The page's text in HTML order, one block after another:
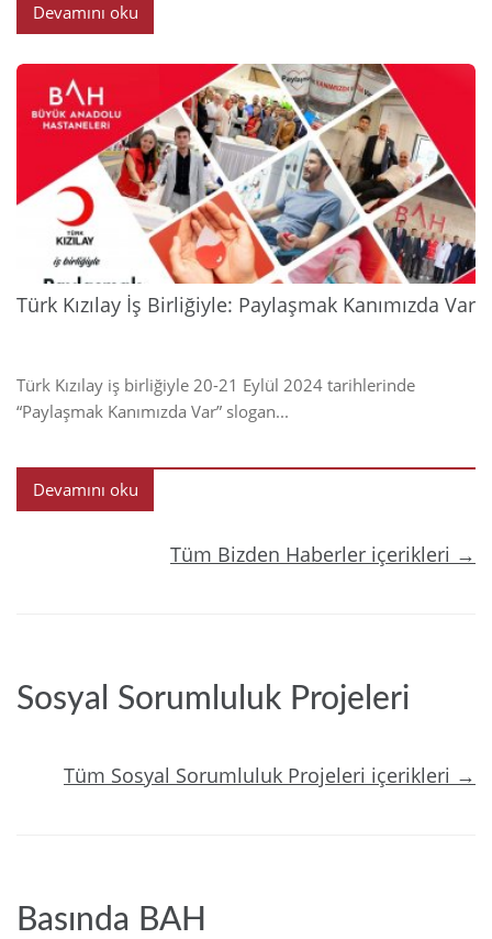
Devamını oku
2024
Türk Kızılay İş Birliğiyle: Paylaşmak Kanımızda Var
Türk Kızılay iş birliğiyle 20-21 Eylül 2024 tarihlerinde
“Paylaşmak Kanımızda Var” slogan...
Devamını oku
Tüm Bizden Haberler içerikleri →
Sosyal Sorumluluk Projeleri
Tüm Sosyal Sorumluluk Projeleri içerikleri →
Basında BAH